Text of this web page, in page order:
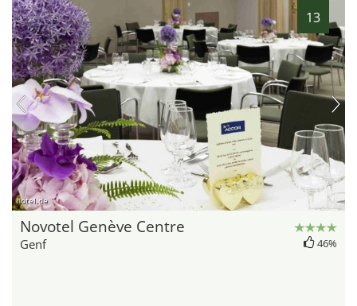
13
hotel.de
Novotel Genève Centre
Genf 46%